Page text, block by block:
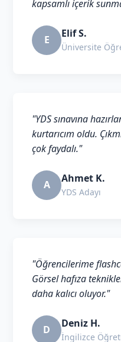
kapsamlı içerik
E Elif S.
Üniversite
"YDS sınavına
kurtarıcım oldu.
çok faydalı."
A Ahmet K.
YDS Adayı
"Öğrencilerime
Görsel hafıza
daha kalıcı oluyor."
D Deniz H.
İngilizce